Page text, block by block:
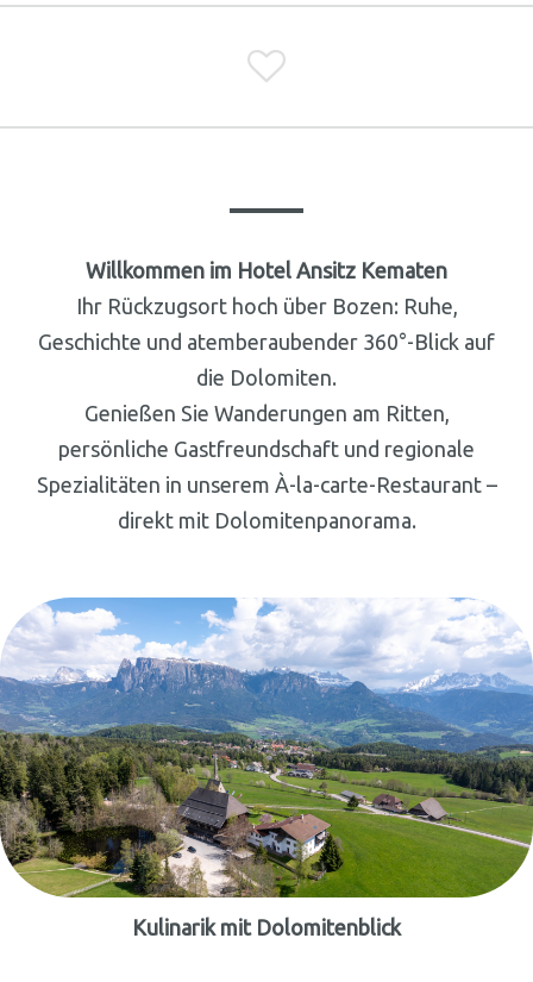

Willkommen im Hotel Ansitz Kematen
Ihr Rückzugsort hoch über Bozen: Ruhe,
Geschichte und atemberaubender 360°-Blick auf
die Dolomiten.
Genießen Sie Wanderungen am Ritten,
persönliche Gastfreundschaft und regionale
Spezialitäten in unserem À-la-carte-Restaurant –
direkt mit Dolomitenpanorama.
Kulinarik mit Dolomitenblick